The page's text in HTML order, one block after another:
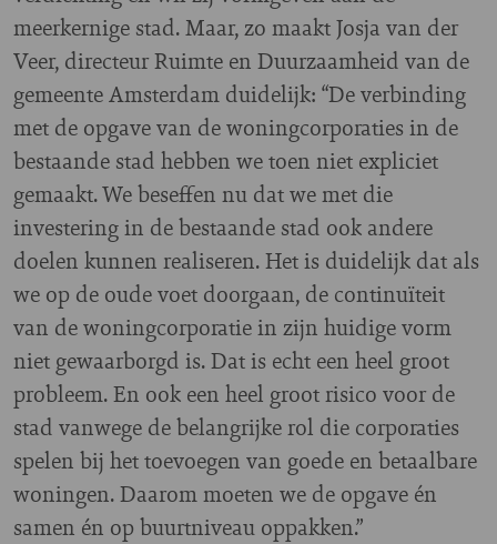
meerkernige stad. Maar, zo maakt Josja van der
Veer, directeur Ruimte en Duurzaamheid van de
gemeente Amsterdam duidelijk: “De verbinding
met de opgave van de woningcorporaties in de
bestaande stad hebben we toen niet expliciet
gemaakt. We beseffen nu dat we met die
investering in de bestaande stad ook andere
doelen kunnen realiseren. Het is duidelijk dat als
we op de oude voet doorgaan, de continuïteit
van de woningcorporatie in zijn huidige vorm
niet gewaarborgd is. Dat is echt een heel groot
probleem. En ook een heel groot risico voor de
stad vanwege de belangrijke rol die corporaties
spelen bij het toevoegen van goede en betaalbare
woningen. Daarom moeten we de opgave én
samen én op buurtniveau oppakken.”